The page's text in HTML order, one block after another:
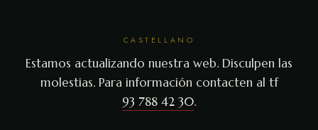
CASTELLANO
Estamos actualizando nuestra web. Disculpen las
molestias. Para información contacten al tf
93 788 42 30.